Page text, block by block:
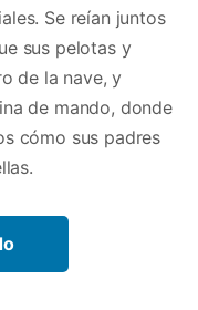
Se reían juntos
sus pelotas y
de la nave, y
de mando, donde
cómo sus padres